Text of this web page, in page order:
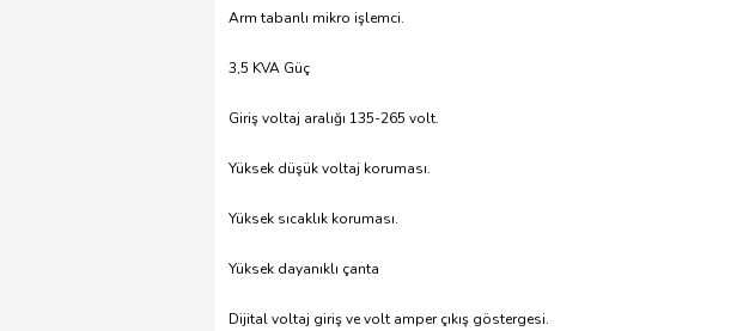
Arm tabanlı mikro işlemci.
3,5 KVA Güç
Giriş voltaj aralığı 135-265 volt.
Yüksek düşük voltaj koruması.
Yüksek sıcaklık koruması.
Yüksek dayanıklı çanta
Dijital voltaj giriş ve volt amper çıkış göstergesi.